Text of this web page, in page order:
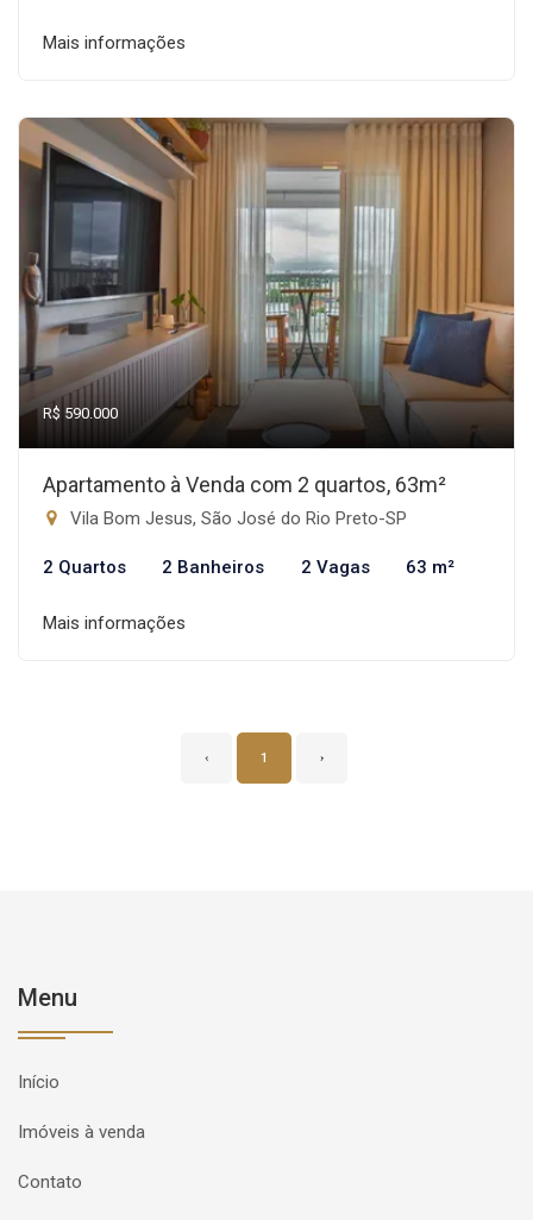
Mais informações
R$ 590.000
Apartamento à Venda com 2 quartos, 63m²
Vila Bom Jesus, São José do Rio Preto-SP
2 Quartos 2 Banheiros 2 Vagas 63 m²
Mais informações
‹ 1 ›
Menu
Início
Imóveis à venda
Contato